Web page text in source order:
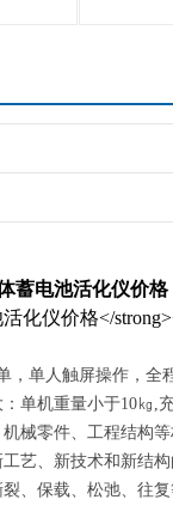
蓄电池活化仪价格
，单人触屏操作，全
单机重量小于10㎏,
械零件、工程结构
艺、新技术和新结
、保载、松弛、往